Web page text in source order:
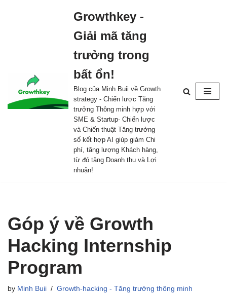
Growthkey -
Giải mã tăng
trưởng trong
bất ổn!
Blog của Minh Buii về Growth
strategy - Chiến lược Tăng
trưởng Thông minh hợp với
SME & Startup- Chiến lược
và Chiến thuật Tăng trưởng
số kết hợp AI giúp giảm Chi
phí, tăng lượng Khách hàng,
từ đó tăng Doanh thu và Lợi
nhuận!
Góp ý về Growth
Hacking Internship
Program
by Minh Buii Growth-hacking - Tăng trưởng thông minh